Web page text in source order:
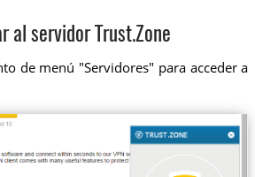
al servidor Trust.Zone
de menú "Servidores" para acceder a